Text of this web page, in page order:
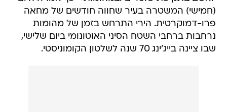
(חמישי) המשטרה בעיר שחווה חודשים של מחאה
פרו-דמוקרטית. הירי התרחש בזמן של מהומות
נרחבות ברחבי השטח הסיני האוטונומי ביום שלישי,
שבו ציינה בייג'ינג 70 שנה לשלטון הקומוניסטי.